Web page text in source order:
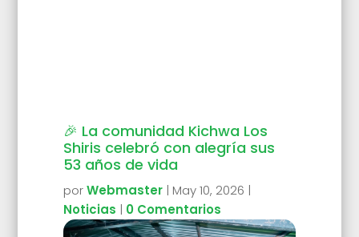
🎉 La comunidad Kichwa Los
Shiris celebró con alegría sus
53 años de vida
porWebmaster| May 10, 2026 |
Noticias | 0 Comentarios